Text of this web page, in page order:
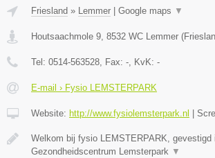
Friesland » Lemmer Google maps ▼
Houtsaachmole 9, 8532 WC Lemmer (
Tel: 0514-563528, Fax: -, KvK: -
E-mail › Fysio LEMSTERPARK
Website: http://www.fysiolemsterpark.nl
Welkom bij fysio LEMSTERPARK, gevestigd
Gezondheidscentrum Lemsterpark ▼